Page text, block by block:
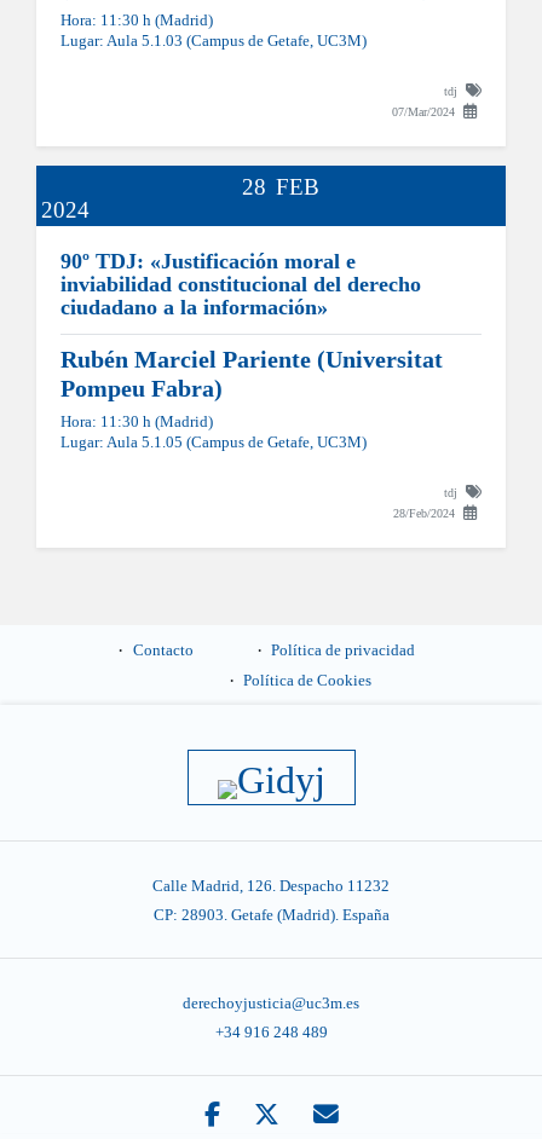
Hora: 11:30 h (Madrid)
Lugar: Aula 5.1.03 (Campus de Getafe, UC3M)
tdj
07/Mar/2024
28 FEB
2024
90º TDJ: «Justificación moral e
inviabilidad constitucional del derecho
ciudadano a la información»
Rubén Marciel Pariente (Universitat
Pompeu Fabra)
Hora: 11:30 h (Madrid)
Lugar: Aula 5.1.05 (Campus de Getafe, UC3M)
tdj
28/Feb/2024
Contacto
Política de privacidad
Política de Cookies
Calle Madrid, 126. Despacho 11232
CP: 28903. Getafe (Madrid). España
derechoyjusticia@uc3m.es
+34 916 248 489